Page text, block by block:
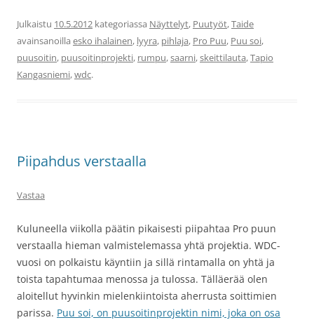
Julkaistu 10.5.2012 kategoriassa Näyttelyt, Puutyöt,Taide
avainsanoilla esko ihalainen, lyyra, pihlaja, Pro Puu, Puu soi,
puusoitin, puusoitinprojekti, rumpu,saarni,skeittilauta,Tapio
Kangasniemi,wdc.
Piipahdus verstaalla
Vastaa
Kuluneella viikolla päätin pikaisesti piipahtaa Pro puun
verstaalla hieman valmistelemassa yhtä projektia. WDC-
vuosi on polkaistu käyntiin ja sillä rintamalla on yhtä ja
toista tapahtumaa menossa ja tulossa. Tälläerää olen
aloitellut hyvinkin mielenkiintoista aherrusta soittimien
parissa. Puu soi, on puusoitinprojektin nimi, joka on osa